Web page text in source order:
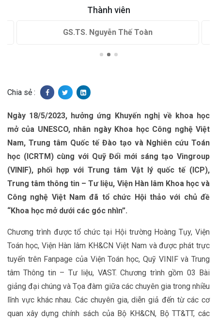
Thành viên
Chuyên gia Nguyễn Võ Hưng
Chia sẻ :
Ngày 18/5/2023, hưởng ứng Khuyến nghị về khoa học
mở của UNESCO, nhân ngày Khoa học Công nghệ Việt
Nam, Trung tâm Quốc tế Đào tạo và Nghiên cứu Toán
học (ICRTM) cùng với Quỹ Đổi mới sáng tạo Vingroup
(VINIF), phối hợp với Trung tâm Vật lý quốc tế (ICP),
Trung tâm thông tin – Tư liệu, Viện Hàn lâm Khoa học và
Công nghệ Việt Nam đã tổ chức Hội thảo với chủ đề
“Khoa học mở dưới các góc nhìn”.
Chương trình được tổ chức tại Hội trường Hoàng Tụy, Viện
Toán học, Viện Hàn lâm KH&CN Việt Nam và được phát trực
tuyến trên Fanpage của Viện Toán học, Quỹ VINIF và Trung
tâm Thông tin – Tư liệu, VAST. Chương trình gồm 03 Bài
giảng đại chúng và Tọa đàm giữa các chuyên gia trong nhiều
lĩnh vực khác nhau. Các chuyên gia, diễn giả đến từ các cơ
quan xây dựng chính sách của Bộ KH&CN, Bộ TT&TT, các